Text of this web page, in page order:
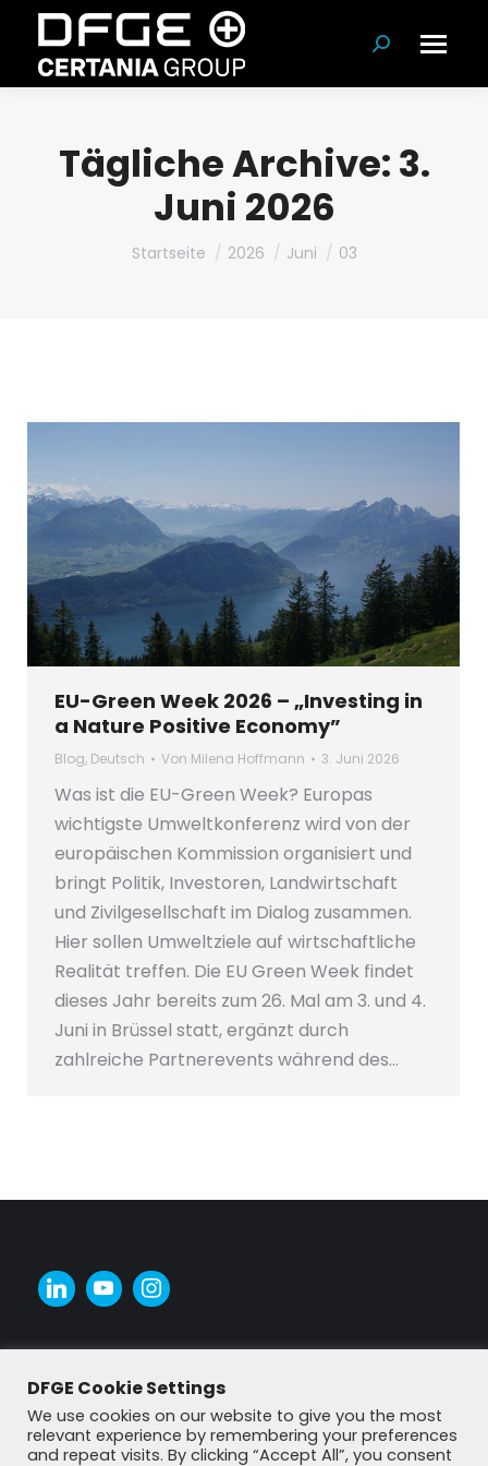
Suchen:
Tägliche Archive:3.
Juni 2026
Du bist hier:
Startseite 2026 Juni 03
EU-Green Week 2026 – „Investing in
a Nature Positive Economy”
Blog, Deutsch Von Milena Hoffmann 3. Juni 2026
Was ist die EU-Green Week? Europas
wichtigste Umweltkonferenz wird von der
europäischen Kommission organisiert und
bringt Politik, Investoren, Landwirtschaft
und Zivilgesellschaft im Dialog zusammen.
Hier sollen Umweltziele auf wirtschaftliche
Realität treffen. Die EU Green Week findet
dieses Jahr bereits zum 26. Mal am 3. und 4.
Juni in Brüssel statt, ergänzt durch
zahlreiche Partnerevents während des…
DFGE Cookie Settings
We use cookies on our website to give you the most
relevant experience by remembering your preferences
and repeat visits. By clicking “Accept All”, you consent